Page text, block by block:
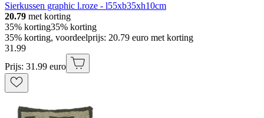
Sierkussen graphic l.roze - l55xb35xh10cm
20.79 met korting
35% korting35% korting
35% korting, voordeelprijs: 20.79 euro met korting
31 .99
Prijs: 31.99 euro